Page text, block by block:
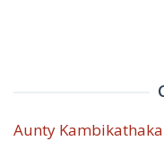
Aunty